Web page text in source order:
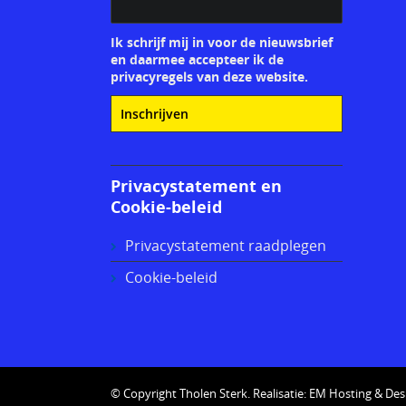
Ik schrijf mij in voor de nieuwsbrief
en daarmee accepteer ik de
privacyregels van deze website.
Privacystatement en
Cookie-beleid
Privacystatement raadplegen
Cookie-beleid
© Copyright Tholen Sterk. Realisatie: EM Hosting &